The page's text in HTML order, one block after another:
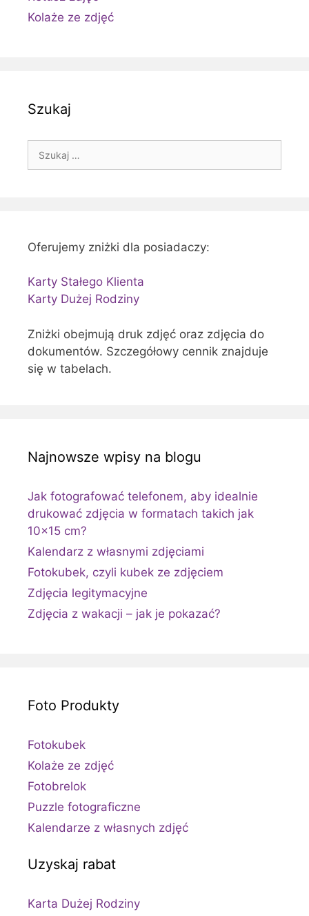
Kolaże ze zdjęć
Szukaj
Oferujemy zniżki dla posiadaczy:
Karty Stałego Klienta
Karty Dużej Rodziny
Zniżki obejmują druk zdjęć oraz zdjęcia do
dokumentów. Szczegółowy cennik znajduje
się w tabelach.
Najnowsze wpisy na blogu
Jak fotografować telefonem, aby idealnie
drukować zdjęcia w formatach takich jak
10×15 cm?
Kalendarz z własnymi zdjęciami
Fotokubek, czyli kubek ze zdjęciem
Zdjęcia legitymacyjne
Zdjęcia z wakacji – jak je pokazać?
Foto Produkty
Fotokubek
Kolaże ze zdjęć
Fotobrelok
Puzzle fotograficzne
Kalendarze z własnych zdjęć
Uzyskaj rabat
Karta Dużej Rodziny